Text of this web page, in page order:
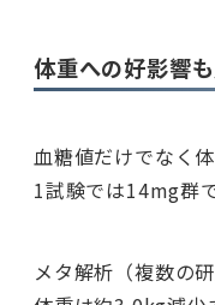
体重への好影響
血糖値だけでなく
1試験では14mg群
メタ解析（複数の